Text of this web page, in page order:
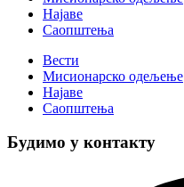
Најаве
Саопштења
Вести
Мисионарско одељење
Најаве
Саопштења
Будимо у контакту